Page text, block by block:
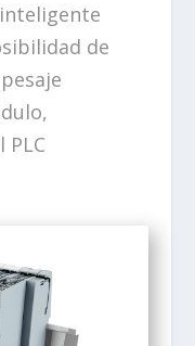
de
PLC